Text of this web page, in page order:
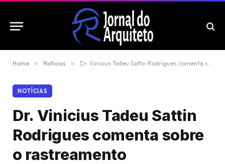
Home » Notícias » Dr. Vinicius Tadeu Sattin Rodrigues comenta sobre o rastreamento mamográfico após os 40 anos e o que dizem diferentes sociedades médicas
NOTÍCIAS
Dr. Vinicius Tadeu Sattin
Rodrigues comenta sobre
o rastreamento